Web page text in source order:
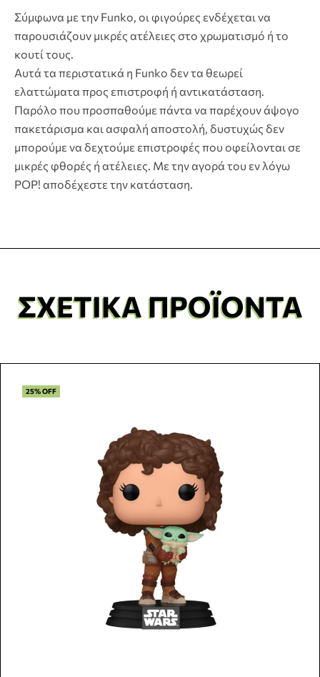
Σύμφωνα με την Funko, οι φιγούρες ενδέχεται να
παρουσιάζουν μικρές ατέλειες στο χρωματισμό ή το
κουτί τους.
Αυτά τα περιστατικά η Funko δεν τα θεωρεί
ελαττώματα προς επιστροφή ή αντικατάσταση.
Παρόλο που προσπαθούμε πάντα να παρέχουν άψογο
πακετάρισμα και ασφαλή αποστολή, δυστυχώς δεν
μπορούμε να δεχτούμε επιστροφές που οφείλονται σε
μικρές φθορές ή ατέλειες. Με την αγορά του εν λόγω
POP! αποδέχεστε την κατάσταση.
ΣΧΕΤΙΚΆ ΠΡΟΪΌΝΤΑ
25% OFF